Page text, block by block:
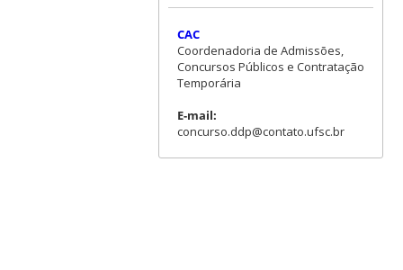
CAC
Coordenadoria de Admissões,
Concursos Públicos e Contratação
Temporária
E-mail:
concurso.ddp@contato.ufsc.br